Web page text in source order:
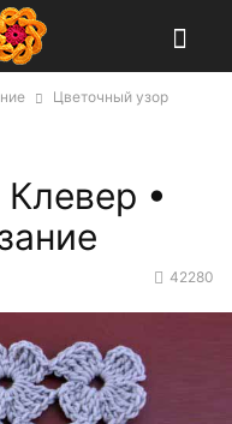
Цветочный узор
•
42280